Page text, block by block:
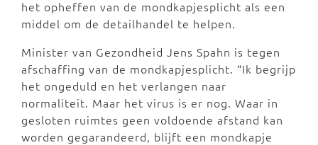
het opheffen van de mondkapjesplicht als een
middel om de detailhandel te helpen.
Minister van Gezondheid Jens Spahn is tegen
afschaffing van de mondkapjesplicht. “Ik begrijp
het ongeduld en het verlangen naar
normaliteit. Maar het virus is er nog. Waar in
gesloten ruimtes geen voldoende afstand kan
worden gegarandeerd, blijft een mondkapje